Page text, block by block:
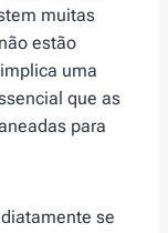
muitas
estão
uma
que as
para
se